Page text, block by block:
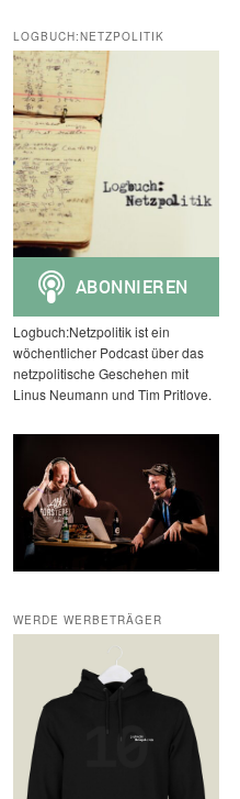
LOGBUCH:NETZPOLITIK
Logbuch:Netzpolitik ist ein
wöchentlicher Podcast über das
netzpolitische Geschehen mit
Linus Neumann und Tim Pritlove.
WERDE WERBETRÄGER